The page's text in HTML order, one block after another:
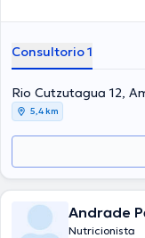
Consultorio 1
Rio Cutzutagua 12,
5,4 km
Andrade
Nutricionista